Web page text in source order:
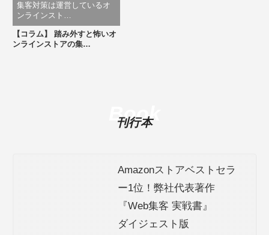
集客対策は運営しているオ
ンラインスト…
【コラム】 踏み外すと怖いオ
ンラインストアの集…
刊行本
Book
Amazonストアベストセラ
ー1位！弊社代表著作
『Web集客 実戦書』
ダイジェスト版